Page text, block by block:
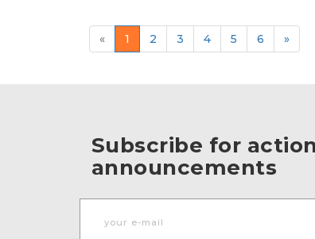
« 1 2 3 4 5 6 »
Subscribe for
announcements